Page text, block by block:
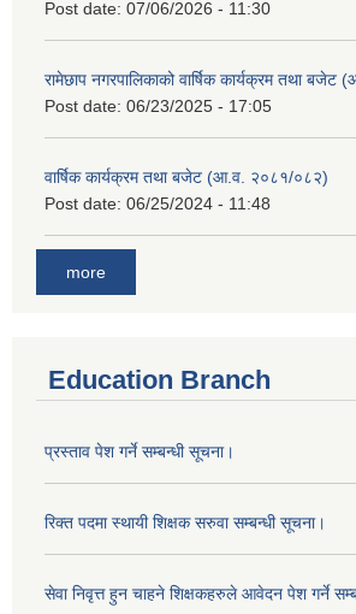
Post date: 07/06/2026 - 11:30
रामेछाप नगरपालिकाको वार्षिक कार्यक्रम तथा
Post date: 06/23/2025 - 17:05
वार्षिक कार्यक्रम तथा बजेट (आ.व. २०८१/०८२)
Post date: 06/25/2024 - 11:48
more
Education Branch
प्रस्ताव पेश गर्ने सम्बन्धी सूचना।
रिक्त पदमा स्थायी शिक्षक सरुवा सम्बन्धी सूचना।
सेवा निवृत्त हुन चाहने शिक्षकहरुले आवेदन पेश गर्ने